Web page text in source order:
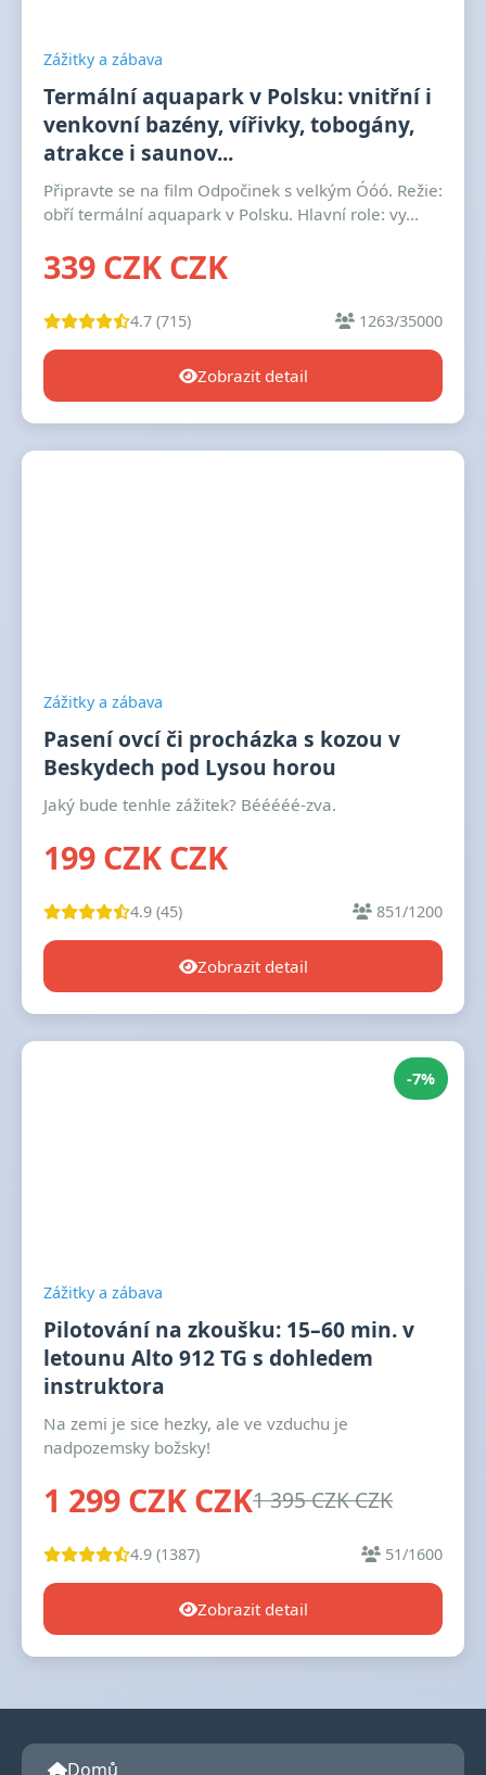
Zážitky a zábava
Termální aquapark v Polsku: vnitřní i
venkovní bazény, vířivky, tobogány,
atrakce i saunov...
Připravte se na film Odpočinek s velkým Óóó. Režie:
obří termální aquapark v Polsku. Hlavní role: vy...
339 CZK CZK
4.7 (715) 1263/35000
Zobrazit detail
Zážitky a zábava
Pasení ovcí či procházka s kozou v
Beskydech pod Lysou horou
Jaký bude tenhle zážitek? Bééééé-zva.
199 CZK CZK
4.9 (45) 851/1200
Zobrazit detail
-7%
Zážitky a zábava
Pilotování na zkoušku: 15–60 min. v
letounu Alto 912 TG s dohledem
instruktora
Na zemi je sice hezky, ale ve vzduchu je
nadpozemsky božsky!
1 299 CZK CZK1 395 CZK CZK
4.9 (1387) 51/1600
Zobrazit detail
Domů